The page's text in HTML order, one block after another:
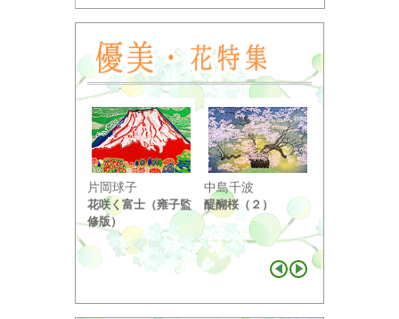
片岡球子
花咲く富士（雍子監
修版）
中島千波
醍醐桜（２）
り ...